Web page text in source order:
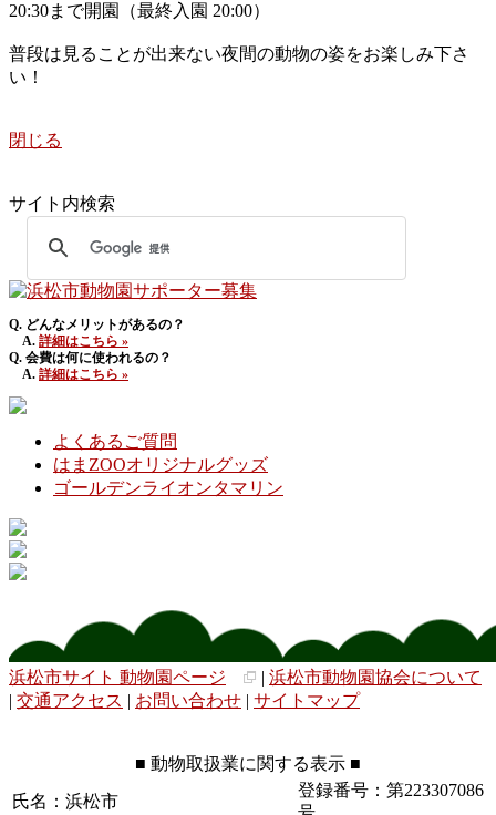
20:30まで開園（最終入園 20:00）
普段は見ることが出来ない夜間の動物の姿をお楽しみ下さ
い！
閉じる
サイト内検索
Q. どんなメリットがあるの？
A. 詳細はこちら »
Q. 会費は何に使われるの？
A. 詳細はこちら »
よくあるご質問
はまZOOオリジナルグッズ
ゴールデンライオンタマリン
浜松市サイト 動物園ページ | 浜松市動物園協会について
| 交通アクセス | お問い合わせ | サイトマップ
■ 動物取扱業に関する表示 ■
氏名：浜松市
登録番号：第223307086